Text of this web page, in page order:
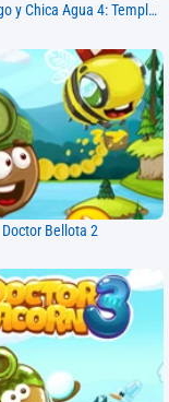
Chico Fuego y Chica Agua 4: Templo de Cristal
Doctor Bellota 2